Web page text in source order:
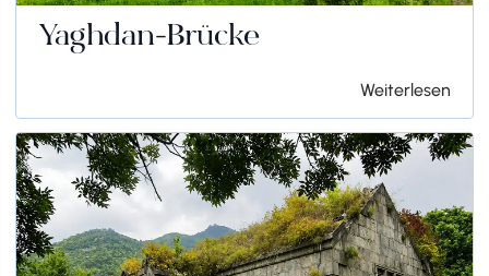
Yaghdan-Brücke
Weiterlesen